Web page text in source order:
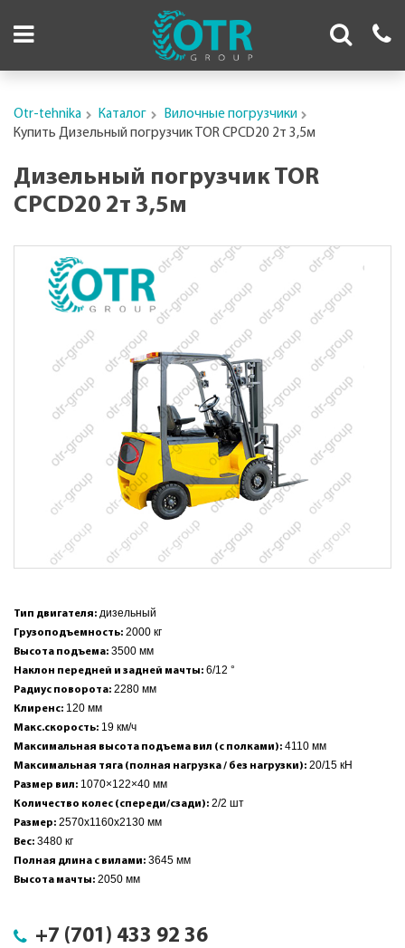
Otr-tehnika Каталог
Вилочные погрузчики
Купить Дизельный погрузчик TOR CPCD20 2т 3,5м
Дизельный погрузчик TOR
CPCD20 2т 3,5м
Тип двигателя: дизельный
Грузоподъемность: 2000 кг
Высота подъема: 3500 мм
Наклон передней и задней мачты: 6/12 °
Радиус поворота: 2280 мм
Клиренс: 120 мм
Макс.скорость: 19 км/ч
Максимальная высота подъема вил (с полками): 4110 мм
Максимальная тяга (полная нагрузка / без нагрузки): 20/15 кН
Размер вил: 1070×122×40 мм
Количество колес (спереди/сзади): 2/2 шт
Размер: 2570х1160х2130 мм
Вес: 3480 кг
Полная длина с вилами: 3645 мм
Высота мачты: 2050 мм
+7 (701) 433 92 36